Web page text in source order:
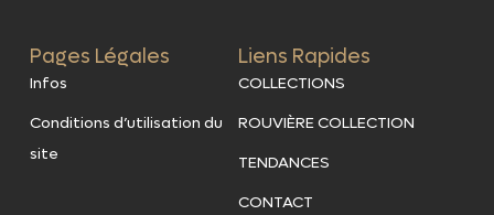
Liens Rapides
COLLECTIONS
ROUVIÈRE COLLECTION
TENDANCES
CONTACT
Pages Légales
Infos
Conditions d’utilisation du
site